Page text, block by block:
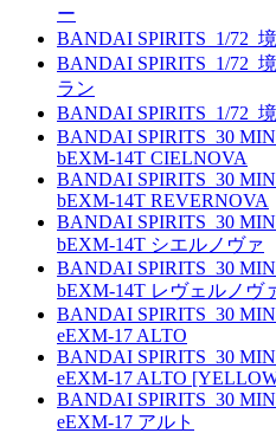
ー
BANDAI SPIRITS_1/72_
BANDAI SPIRITS_1/72_
ラン
BANDAI SPIRITS_1/72_
BANDAI SPIRITS_30
bEXM-14T CIELNOVA
BANDAI SPIRITS_30
bEXM-14T REVERNOVA
BANDAI SPIRITS_30
bEXM-14T シエルノヴァ
BANDAI SPIRITS_30
bEXM-14T レヴェルノヴ
BANDAI SPIRITS_30
eEXM-17 ALTO
BANDAI SPIRITS_30
eEXM-17 ALTO
BANDAI SPIRITS_30
eEXM-17 アルト